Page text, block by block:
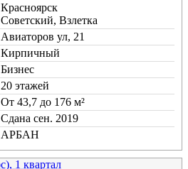
Красноярск
Советский, Взлетка
Авиаторов ул, 21
Кирпичный
Бизнес
20 этажей
От 43,7 до 176 м²
Cдана сен. 2019
АРБАН